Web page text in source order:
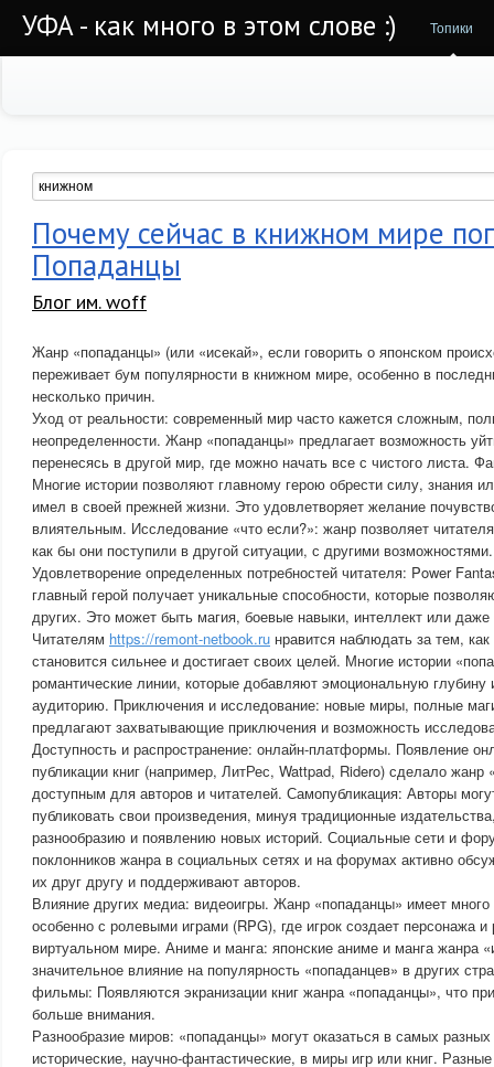
УФА - как много в этом слове :) Топики
Почему сейчас в книжном мире
Попаданцы
Блог им. woff
Жанр «попаданцы» (или «исекай», если говорить о японском
переживает бум популярности в книжном мире, особенно в
несколько причин.
Уход от реальности: современный мир часто кажется сложным,
неопределенности. Жанр «попаданцы» предлагает возможность
перенесясь в другой мир, где можно начать все с чистого листа.
Многие истории позволяют главному герою обрести силу, знания
имел в своей прежней жизни. Это удовлетворяет желание
влиятельным. Исследование «что если?»: жанр позволяет
как бы они поступили в другой ситуации, с другими возможностями.
Удовлетворение определенных потребностей читателя: Power
главный герой получает уникальные способности, которые
других. Это может быть магия, боевые навыки, интеллект или
Читателям https://remont-netbook.ru нравится наблюдать за тем,
становится сильнее и достигает своих целей. Многие истории
романтические линии, которые добавляют эмоциональную
аудиторию. Приключения и исследование: новые миры, полные
предлагают захватывающие приключения и возможность
Доступность и распространение: онлайн-платформы. Появление
публикации книг (например, ЛитРес, Wattpad, Ridero) сделало жанр
доступным для авторов и читателей. Самопубликация: Авторы
публиковать свои произведения, минуя традиционные
разнообразию и появлению новых историй. Социальные сети и
поклонников жанра в социальных сетях и на форумах активно
их друг другу и поддерживают авторов.
Влияние других медиа: видеоигры. Жанр «попаданцы» имеет
особенно с ролевыми играми (RPG), где игрок создает персонажа и
виртуальном мире. Аниме и манга: японские аниме и манга жанра
значительное влияние на популярность «попаданцев» в других
фильмы: Появляются экранизации книг жанра «попаданцы», что
больше внимания.
Разнообразие миров: «попаданцы» могут оказаться в самых
исторические, научно-фантастические, в миры игр или книг.